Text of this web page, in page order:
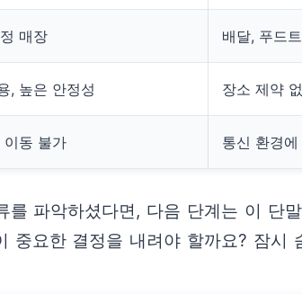
매장 배달, 푸드
, 높은 안정성 장소 제약
이동 불가 통신 환경
를 파악하셨다면, 다음 단계는 이 단
중요한 결정을 내려야 할까요? 잠시